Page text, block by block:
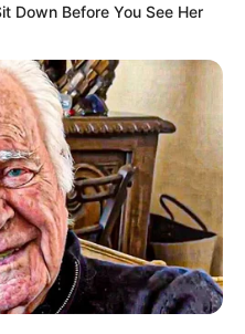
Down Before You See Her